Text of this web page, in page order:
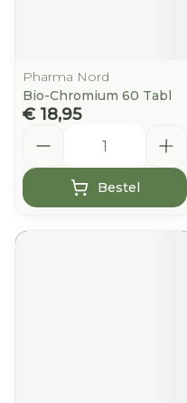
Pharma Nord
Bio-Chromium 60 Tabl
€ 18,95
Bestel